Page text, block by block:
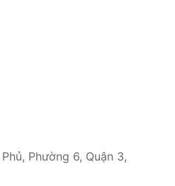
Phường 6, Quận 3,